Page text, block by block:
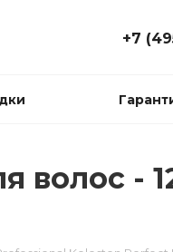
+7
волос -